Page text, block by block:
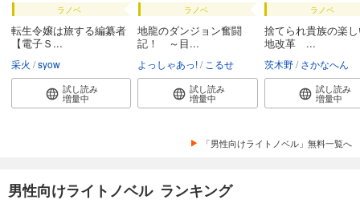
ラノベ
転生令嬢は旅する編纂者
【電子Ｓ...
采火 syow
試し読み
増量中
ラノベ
地龍のダンジョン奮闘
記！ ～目...
よっしゃあっ! こるせ
試し読み
増量中
ラノベ
捨てられ貴族の楽
地改革 ...
茨木野 さかなへん
試し読み
増量中
「男性向けライトノベル」無料一覧へ
男性向けライトノベル ランキング